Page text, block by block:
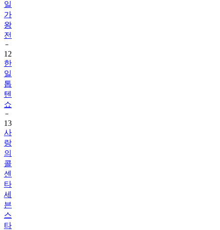
일
가
왕
전
12
한
일
톱
텐
쇼
13
사
랑
의
콜
센
타
세
븐
스
타